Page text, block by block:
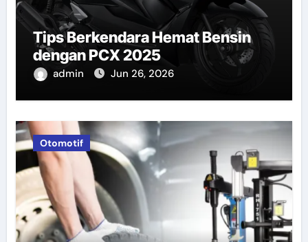
Tips Berkendara Hemat Bensin
dengan PCX 2025
admin Jun 26, 2026
Otomotif